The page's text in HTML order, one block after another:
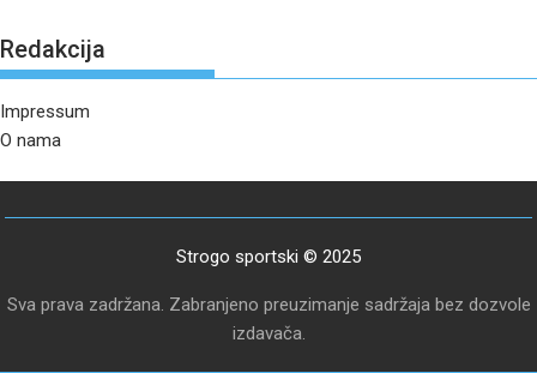
Redakcija
Impressum
O nama
Strogo sportski © 2025
Sva prava zadržana. Zabranjeno preuzimanje sadržaja bez dozvole
izdavača.